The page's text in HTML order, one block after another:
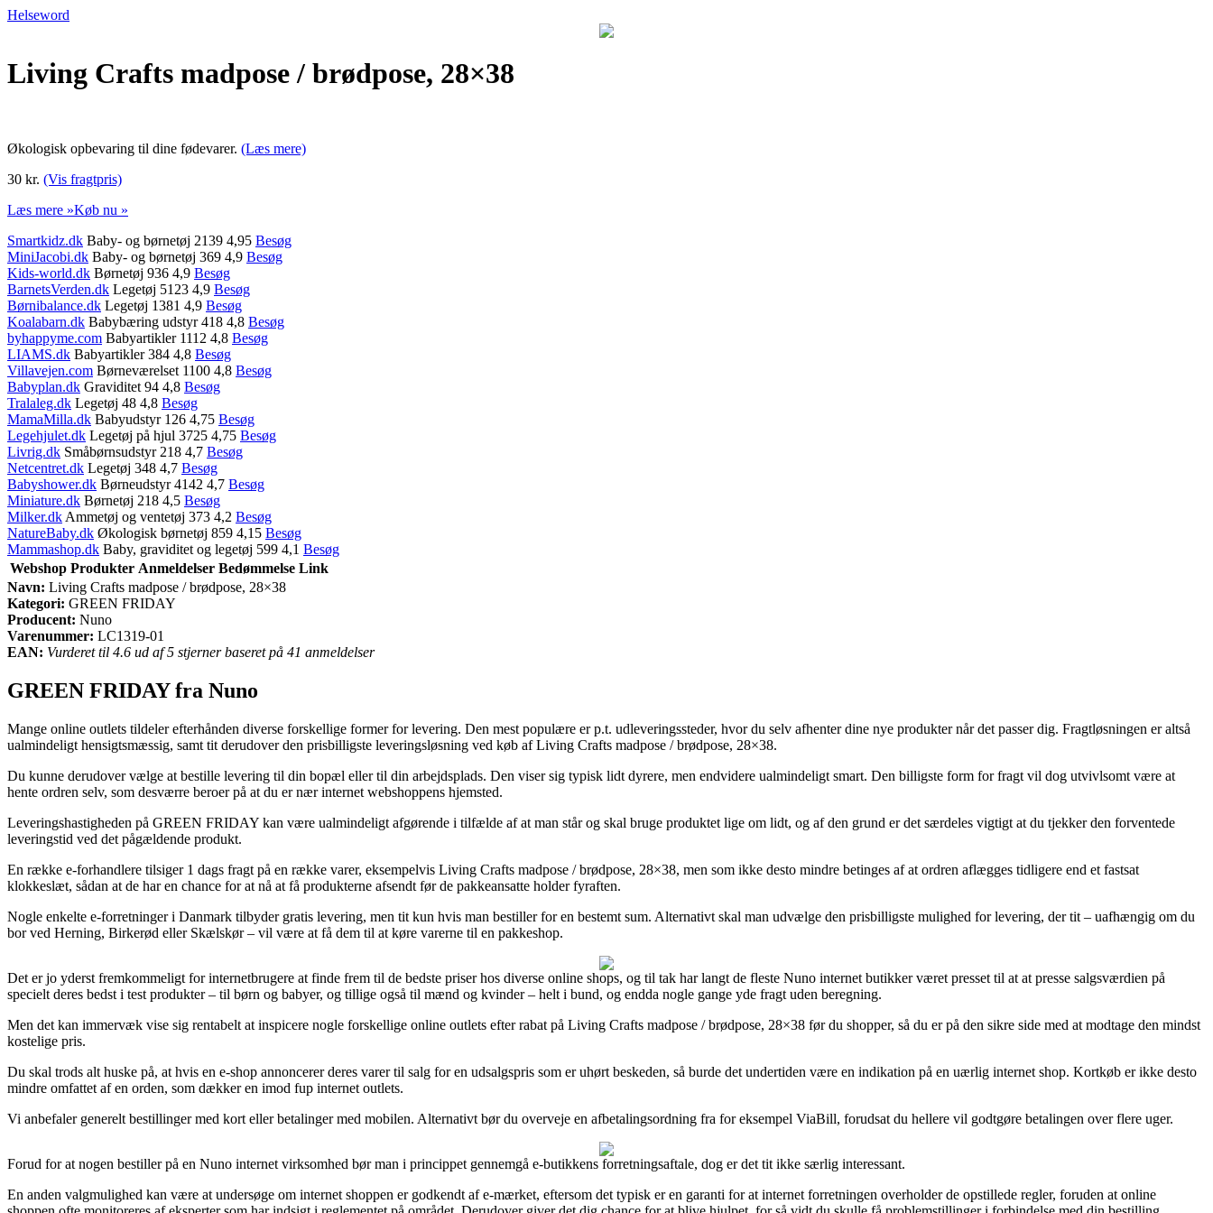
Helseword
Living Crafts madpose / brødpose, 28×38
Økologisk opbevaring til dine fødevarer. (Læs mere)
30 kr. (Vis fragtpris)
Læs mere »Køb nu »
Smartkidz.dk Baby- og børnetøj 2139 4,95 Besøg
MiniJacobi.dk Baby- og børnetøj 369 4,9 Besøg
Kids-world.dk Børnetøj 936 4,9 Besøg
BarnetsVerden.dk Legetøj 5123 4,9 Besøg
Børnibalance.dk Legetøj 1381 4,9 Besøg
Koalabarn.dk Babybæring udstyr 418 4,8 Besøg
byhappyme.com Babyartikler 1112 4,8 Besøg
LIAMS.dk Babyartikler 384 4,8 Besøg
Villavejen.com Børneværelset 1100 4,8 Besøg
Babyplan.dk Graviditet 94 4,8 Besøg
Tralaleg.dk Legetøj 48 4,8 Besøg
MamaMilla.dk Babyudstyr 126 4,75 Besøg
Legehjulet.dk Legetøj på hjul 3725 4,75 Besøg
Livrig.dk Småbørnsudstyr 218 4,7 Besøg
Netcentret.dk Legetøj 348 4,7 Besøg
Babyshower.dk Børneudstyr 4142 4,7 Besøg
Miniature.dk Børnetøj 218 4,5 Besøg
Milker.dk Ammetøj og ventetøj 373 4,2 Besøg
NatureBaby.dk Økologisk børnetøj 859 4,15 Besøg
Mammashop.dk Baby, graviditet og legetøj 599 4,1 Besøg
Webshop Produkter Anmeldelser Bedømmelse Link
Navn: Living Crafts madpose / brødpose, 28×38
Kategori: GREEN FRIDAY
Producent: Nuno
Varenummer: LC1319-01
EAN: Vurderet til 4.6 ud af 5 stjerner baseret på 41 anmeldelser
GREEN FRIDAY fra Nuno
Mange online outlets tildeler efterhånden diverse forskellige former for levering. Den mest populære er p.t. udleveringssteder, hvor du selv afhenter dine nye produkter når det passer dig. Fragtløsningen er altså
ualmindeligt hensigtsmæssig, samt tit derudover den prisbilligste leveringsløsning ved køb af Living Crafts madpose / brødpose, 28×38.
Du kunne derudover vælge at bestille levering til din bopæl eller til din arbejdsplads. Den viser sig typisk lidt dyrere, men endvidere ualmindeligt smart. Den billigste form for fragt vil dog utvivlsomt være at
hente ordren selv, som desværre beroer på at du er nær internet webshoppens hjemsted.
Leveringshastigheden på GREEN FRIDAY kan være ualmindeligt afgørende i tilfælde af at man står og skal bruge produktet lige om lidt, og af den grund er det særdeles vigtigt at du tjekker den forventede
leveringstid ved det pågældende produkt.
En række e-forhandlere tilsiger 1 dags fragt på en række varer, eksempelvis Living Crafts madpose / brødpose, 28×38, men som ikke desto mindre betinges af at ordren aflægges tidligere end et fastsat
klokkeslæt, sådan at de har en chance for at nå at få produkterne afsendt før de pakkeansatte holder fyraften.
Nogle enkelte e-forretninger i Danmark tilbyder gratis levering, men tit kun hvis man bestiller for en bestemt sum. Alternativt skal man udvælge den prisbilligste mulighed for levering, der tit – uafhængig om du
bor ved Herning, Birkerød eller Skælskør – vil være at få dem til at køre varerne til en pakkeshop.
Det er jo yderst fremkommeligt for internetbrugere at finde frem til de bedste priser hos diverse online shops, og til tak har langt de fleste Nuno internet butikker været presset til at at presse salgsværdien på
specielt deres bedst i test produkter – til børn og babyer, og tillige også til mænd og kvinder – helt i bund, og endda nogle gange yde fragt uden beregning.
Men det kan immervæk vise sig rentabelt at inspicere nogle forskellige online outlets efter rabat på Living Crafts madpose / brødpose, 28×38 før du shopper, så du er på den sikre side med at modtage den mindst
kostelige pris.
Du skal trods alt huske på, at hvis en e-shop annoncerer deres varer til salg for en udsalgspris som er uhørt beskeden, så burde det undertiden være en indikation på en uærlig internet shop. Kortkøb er ikke desto
mindre omfattet af en orden, som dækker en imod fup internet outlets.
Vi anbefaler generelt bestillinger med kort eller betalinger med mobilen. Alternativt bør du overveje en afbetalingsordning fra for eksempel ViaBill, forudsat du hellere vil godtgøre betalingen over flere uger.
Forud for at nogen bestiller på en Nuno internet virksomhed bør man i princippet gennemgå e-butikkens forretningsaftale, dog er det tit ikke særlig interessant.
En anden valgmulighed kan være at undersøge om internet shoppen er godkendt af e-mærket, eftersom det typisk er en garanti for at internet forretningen overholder de opstillede regler, foruden at online